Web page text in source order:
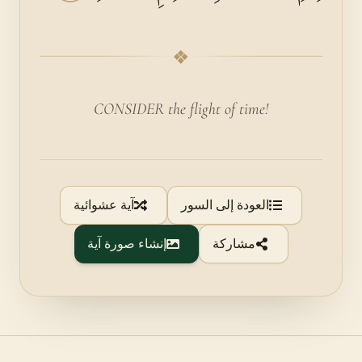
❖
CONSIDER the flight of time!
العودة إلى السور آية عشوائية
مشاركة إنشاء صورة آية